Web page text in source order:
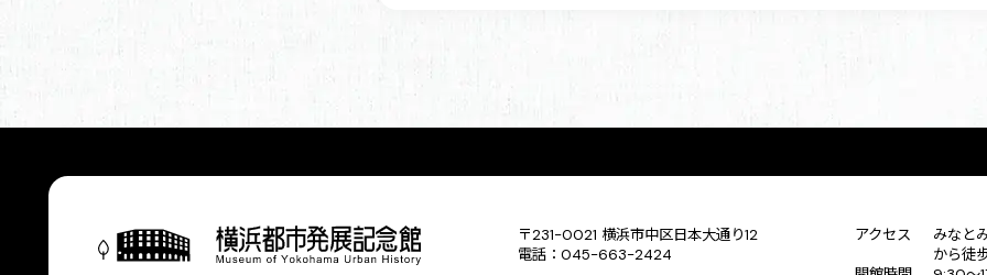
〒231-0021 横浜市中区日本大通り12
電話：045-663-2424
アクセス
みなと
から徒